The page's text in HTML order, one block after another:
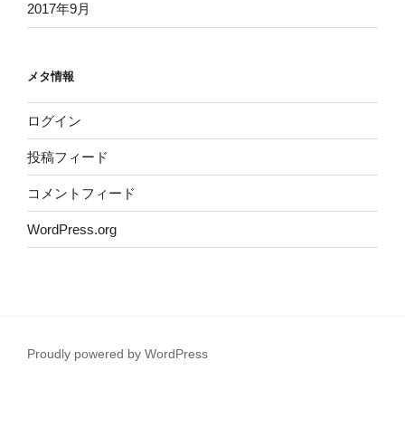
2017年9月
メタ情報
ログイン
投稿フィード
コメントフィード
WordPress.org
Proudly powered by WordPress